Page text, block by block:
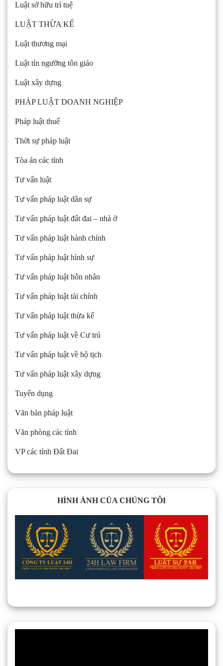
Luật sở hữu trí tuệ
LUẬT THỪA KẾ
Luật thương mại
Luật tín ngưỡng tôn giáo
Luật xây dựng
PHÁP LUẬT DOANH NGHIỆP
Pháp luật thuế
Thời sự pháp luật
Tòa án các tỉnh
Tư vấn luật
Tư vấn pháp luật dân sự
Tư vấn pháp luật đất đai – nhà ở
Tư vấn pháp luật hành chính
Tư vấn pháp luật hình sự
Tư vấn pháp luật hôn nhân
Tư vấn pháp luật tài chính
Tư vấn pháp luật thừa kế
Tư vấn pháp luật về Cư trú
Tư vấn pháp luật về hộ tịch
Tư vấn pháp luật xây dựng
Tuyển dụng
Văn bản pháp luật
Văn phòng các tỉnh
VP các tỉnh Đất Đai
HÌNH ẢNH CỦA CHÚNG TÔI